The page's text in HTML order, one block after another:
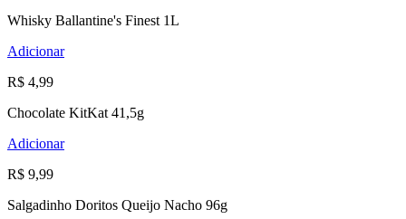
Whisky Ballantine's Finest 1L
Adicionar
R$ 4,99
Chocolate KitKat 41,5g
Adicionar
R$ 9,99
Salgadinho Doritos Queijo Nacho 96g